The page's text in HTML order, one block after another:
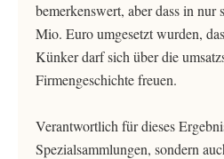
bemerkenswert, aber dass in nur
Mio. Euro umgesetzt wurden,
Künker darf sich über die
Firmengeschichte freuen.
Verantwortlich für dieses
Spezialsammlungen, sondern